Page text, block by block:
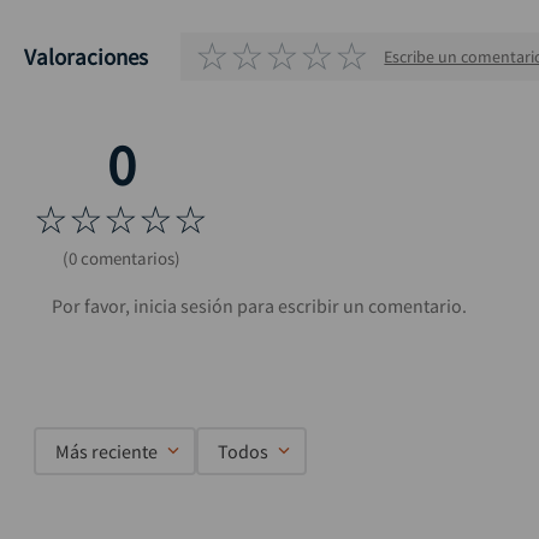
Valoraciones ☆☆☆☆☆ Escribe un
☆☆☆☆☆
(0 comentarios)
Más reciente Todos